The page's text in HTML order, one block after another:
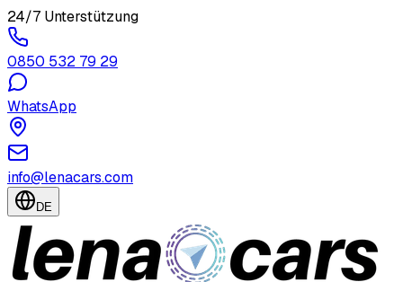
24/7 Unterstützung
0850 532 79 29
WhatsApp
info@lenacars.com
DE